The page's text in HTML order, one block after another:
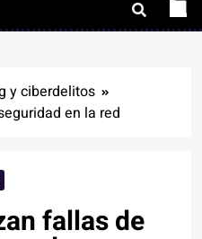
y ciberdelitos
en la red
fallas de